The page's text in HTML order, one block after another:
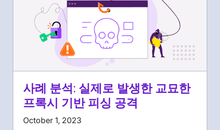
사례 분석: 실제로 발생한 교묘한
프록시 기반 피싱 공격
October 1, 2023